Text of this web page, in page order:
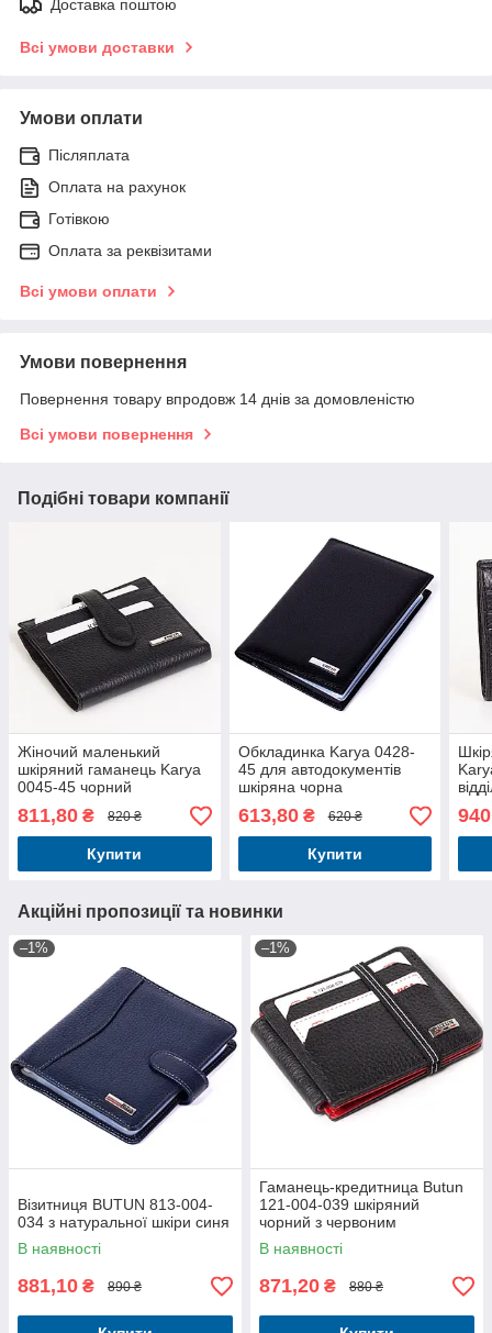
Доставка поштою
Всі умови доставки
Умови оплати
Післяплата
Оплата на рахунок
Готівкою
Оплата за реквізитами
Всі умови оплати
Умови повернення
Повернення товару впродовж 14 днів за домовленістю
Всі умови повернення
Подібні товари компанії
Жіночий маленький
шкіряний гаманець Karya
0045-45 чорний
811,80 ₴ 820 ₴
Купити
Обкладинка Karya 0428-
45 для автодокументів
шкіряна чорна
613,80₴ 620 ₴
Купити
Акційні пропозиції та новинки
–1%
Візитниця BUTUN 813-004-
034 з натуральної шкіри синя
В наявності
881,10 ₴ 890 ₴
–1%
Гаманець-кредитница Butun
121-004-039 шкіряний
чорний з червоним
В наявності
871,20 ₴ 880 ₴